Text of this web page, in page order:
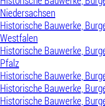
Niedersachsen
Historische Bauwerke,
Westfalen
Historische Bauwerke,
Pfalz
Historische Bauwerke,
Historische Bauwerke,
Historische Bauwerke,